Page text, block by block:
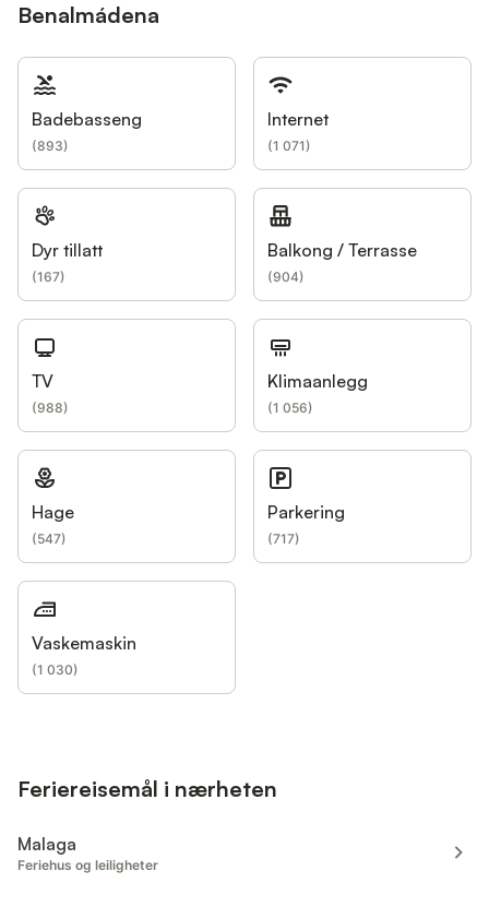
Benalmádena
Badebasseng
(893)
Internet
(1 071)
Dyr tillatt
(167)
Balkong / Terrasse
(904)
TV
(988)
Klimaanlegg
(1 056)
Hage
(547)
Parkering
(717)
Vaskemaskin
(1 030)
Feriereisemål i nærheten
Malaga
Feriehus og leiligheter